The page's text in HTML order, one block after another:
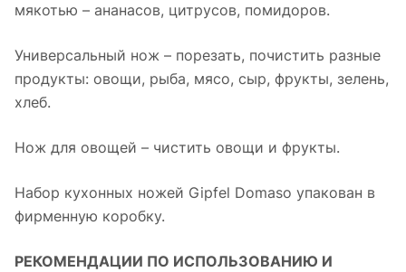
мякотью – ананасов, цитрусов, помидоров.
Универсальный нож – порезать, почистить разные
продукты: овощи, рыба, мясо, сыр, фрукты, зелень,
хлеб.
Нож для овощей – чистить овощи и фрукты.
Набор кухонных ножей Gipfel Domaso упакован в
фирменную коробку.
РЕКОМЕНДАЦИИ ПО ИСПОЛЬЗОВАНИЮ И